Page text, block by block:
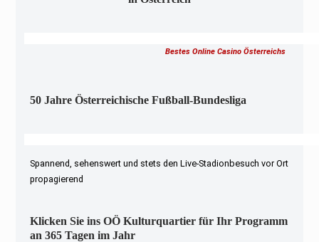
Bestes Online Casino Österreichs
50 Jahre Österreichische Fußball-Bundesliga
Spannend, sehenswert und stets den Live-Stadionbesuch vor Ort
propagierend
Klicken Sie ins OÖ Kulturquartier für Ihr Programm
an 365 Tagen im Jahr